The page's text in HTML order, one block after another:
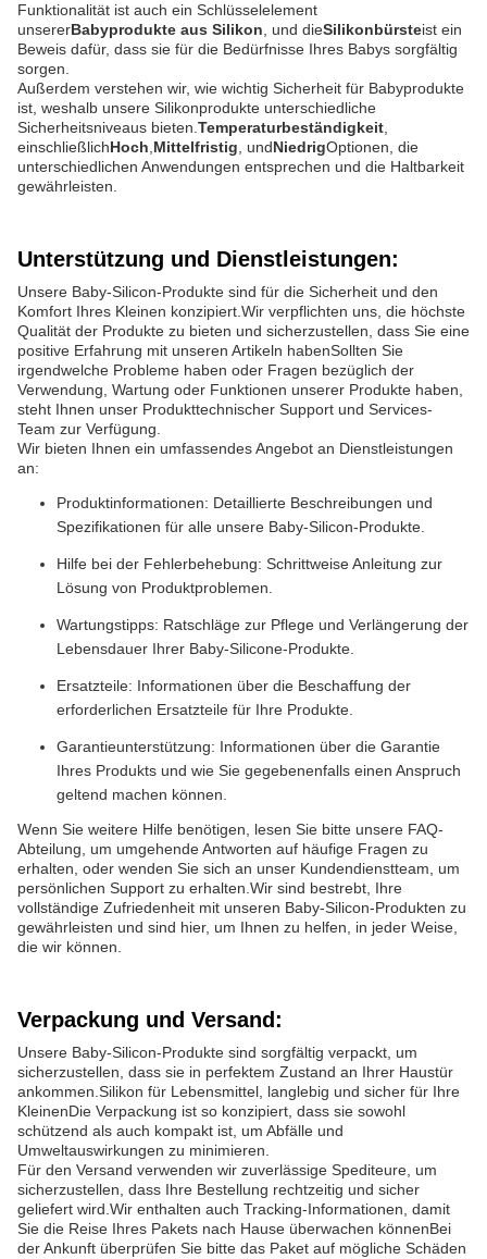
Funktionalität ist auch ein Schlüsselelement
unsererBabyprodukte aus Silikon , und dieSilikonbürsteist ein
Beweis dafür, dass sie für die Bedürfnisse Ihres Babys sorgfältig
sorgen.
Außerdem verstehen wir, wie wichtig Sicherheit für Babyprodukte
ist, weshalb unsere Silikonprodukte unterschiedliche
Sicherheitsniveaus bieten. Temperaturbeständigkeit
einschließlichHoch Mittelfristig , undNiedrigOptionen, die
unterschiedlichen Anwendungen entsprechen und die Haltbarkeit
gewährleisten.
Unterstützung und Dienstleistungen:
Unsere Baby-Silicon-Produkte sind für die Sicherheit und den
Komfort Ihres Kleinen konzipiert.Wir verpflichten uns, die höchste
Qualität der Produkte zu bieten und sicherzustellen, dass Sie eine
positive Erfahrung mit unseren Artikeln habenSollten Sie
irgendwelche Probleme haben oder Fragen bezüglich der
Verwendung, Wartung oder Funktionen unserer Produkte haben,
steht Ihnen unser Produkttechnischer Support und Services-
Team zur Verfügung.
Wir bieten Ihnen ein umfassendes Angebot an Dienstleistungen
an:
Produktinformationen: Detaillierte Beschreibungen und
Spezifikationen für alle unsere Baby-Silicon-Produkte.
Hilfe bei der Fehlerbehebung: Schrittweise Anleitung zur
Lösung von Produktproblemen.
Wartungstipps: Ratschläge zur Pflege und Verlängerung der
Lebensdauer Ihrer Baby-Silicone-Produkte.
Ersatzteile: Informationen über die Beschaffung der
erforderlichen Ersatzteile für Ihre Produkte.
Garantieunterstützung: Informationen über die Garantie
Ihres Produkts und wie Sie gegebenenfalls einen Anspruch
geltend machen können.
Wenn Sie weitere Hilfe benötigen, lesen Sie bitte unsere FAQ-
Abteilung, um umgehende Antworten auf häufige Fragen zu
erhalten, oder wenden Sie sich an unser Kundendienstteam, um
persönlichen Support zu erhalten.Wir sind bestrebt, Ihre
vollständige Zufriedenheit mit unseren Baby-Silicon-Produkten zu
gewährleisten und sind hier, um Ihnen zu helfen, in jeder Weise,
die wir können.
Verpackung und Versand:
Unsere Baby-Silicon-Produkte sind sorgfältig verpackt, um
sicherzustellen, dass sie in perfektem Zustand an Ihrer Haustür
ankommen.Silikon für Lebensmittel, langlebig und sicher für Ihre
KleinenDie Verpackung ist so konzipiert, dass sie sowohl
schützend als auch kompakt ist, um Abfälle und
Umweltauswirkungen zu minimieren.
Für den Versand verwenden wir zuverlässige Spediteure, um
sicherzustellen, dass Ihre Bestellung rechtzeitig und sicher
geliefert wird.Wir enthalten auch Tracking-Informationen, damit
Sie die Reise Ihres Pakets nach Hause überwachen könnenBei
der Ankunft überprüfen Sie bitte das Paket auf mögliche Schäden